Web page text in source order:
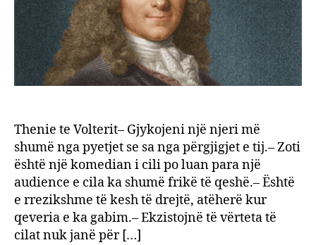
Thenie te Volterit– Gjykojeni një njeri më
shumë nga pyetjet se sa nga përgjigjet e tij.– Zoti
është një komedian i cili po luan para një
audience e cila ka shumë frikë të qeshë.– Është
e rrezikshme të kesh të drejtë, atëherë kur
qeveria e ka gabim.– Ekzistojnë të vërteta të
cilat nuk janë për […]